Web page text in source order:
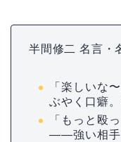
半間修二 名言・
「楽しいな
ぶやく口癖
「もっと殴
——強い相手